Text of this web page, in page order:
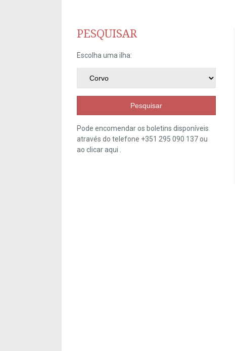
PESQUISAR
Escolha uma ilha:
Pesquisar
Pode encomendar os boletins disponíveis
através do telefone +351 295 090 137 ou
ao clicaraqui